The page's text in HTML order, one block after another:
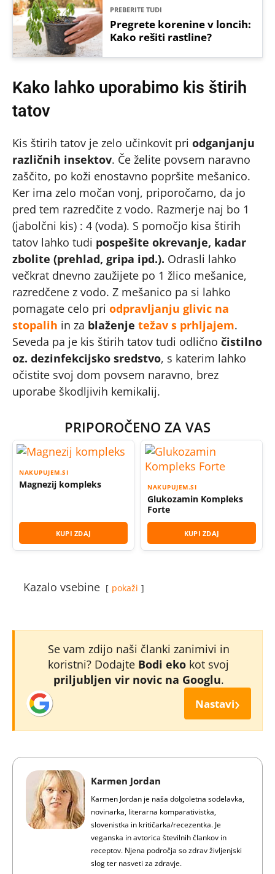
PREBERITE TUDI
Pregrete korenine v loncih:
Kako rešiti rastline?
Kako lahko uporabimo kis štirih
tatov
Kis štirih tatov je zelo učinkovit pri odganjanju
različnih insektov. Če želite povsem naravno
zaščito, po koži enostavno popršite mešanico.
Ker ima zelo močan vonj, priporočamo, da jo
pred tem razredčite z vodo. Razmerje naj bo 1
(jabolčni kis) : 4 (voda). S pomočjo kisa štirih
tatov lahko tudi pospešite okrevanje, kadar
zbolite (prehlad, gripa ipd.). Odrasli lahko
večkrat dnevno zaužijete po 1 žlico mešanice,
razredčene z vodo. Z mešanico pa si lahko
pomagate celo pri odpravljanju glivic na
stopalih in za blaženje težav s prhljajem.
Seveda pa je kis štirih tatov tudi odlično čistilno
oz. dezinfekcijsko sredstvo, s katerim lahko
očistite svoj dom povsem naravno, brez
uporabe škodljivih kemikalij.
PRIPOROČENO ZA VAS
NAKUPUJEM.SI
Magnezij kompleks
KUPI ZDAJ
NAKUPUJEM.SI
Glukozamin Kompleks
Forte
KUPI ZDAJ
Kazalo vsebine pokaži
Se vam zdijo naši članki zanimivi in
koristni? Dodajte Bodi eko kot svoj
priljubljen vir novic na Googlu.
Nastavi›
Karmen Jordan
Karmen Jordan je naša dolgoletna sodelavka,
novinarka, literarna komparativistka,
slovenistka in kritičarka/recezentka. Je
veganska in avtorica številnih člankov in
receptov. Njena področja so zdrav življenjski
slog ter nasveti za zdravje.